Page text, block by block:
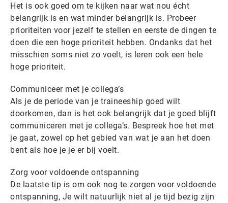
Het is ook goed om te kijken naar wat nou écht
belangrijk is en wat minder belangrijk is. Probeer
prioriteiten voor jezelf te stellen en eerste de dingen te
doen die een hoge prioriteit hebben. Ondanks dat het
misschien soms niet zo voelt, is leren ook een hele
hoge prioriteit.
Communiceer met je collega’s
Als je de periode van je traineeship goed wilt
doorkomen, dan is het ook belangrijk dat je goed blijft
communiceren met je collega’s. Bespreek hoe het met
je gaat, zowel op het gebied van wat je aan het doen
bent als hoe je je er bij voelt.
Zorg voor voldoende ontspanning
De laatste tip is om ook nog te zorgen voor voldoende
ontspanning, Je wilt natuurlijk niet al je tijd bezig zijn